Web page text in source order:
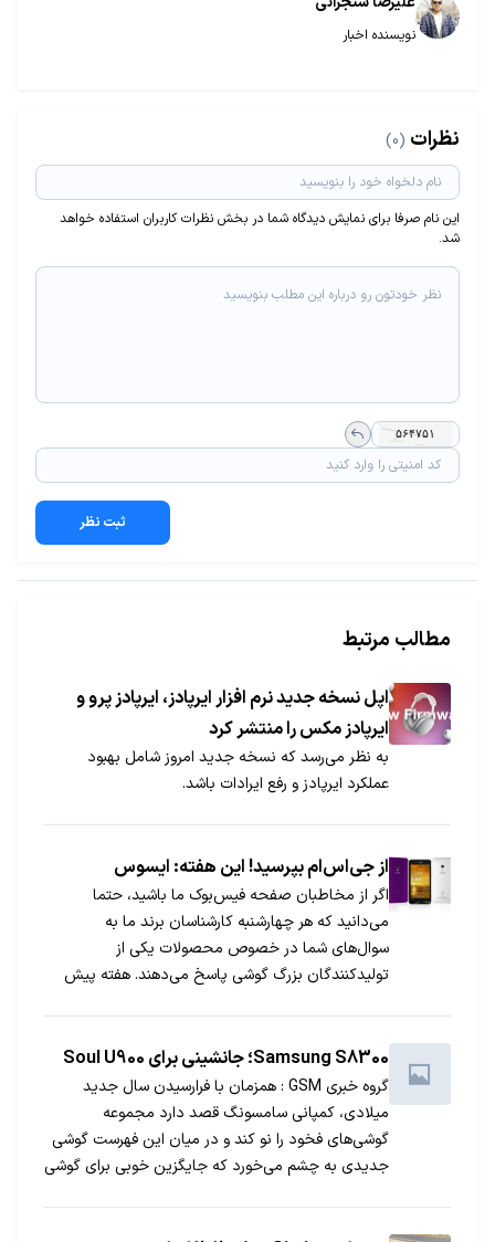
نویسنده اخبار
نظرات (0)
این نام صرفا برای نمایش دیدگاه شما در بخش نظرات کاربران استفاده خواهد
شد.
ثبت نظر
مطالب مرتبط
اپل نسخه جدید نرم افزار ایرپادز، ایرپادز پرو و
ایرپادز مکس را منتشر کرد
به نظر می‌رسد که نسخه جدید امروز شامل بهبود
عملکرد ایرپادز و رفع ایرادات باشد.
از جی‌اس‌ام بپرسید! این هفته: ایسوس
اگر از مخاطبان صفحه فیس‌بوک ما باشید، حتما
می‌دانید که هر چهارشنبه کارشناسان برند ما به
سوال‌های شما در خصوص محصولات یکی از
تولیدکنندگان بزرگ گوشی پاسخ می‌دهند. هفته پیش
همراه پاسخ‌های کارشناسان ما را می‌بینید.
Samsung S8300؛ جانشینی برای Soul U900
گروه خبری GSM : همزمان با فرارسیدن سال جدید
میلادی، کمپانی سامسونگ قصد دارد مجموعه
گوشی‌های فخود را نو کند و در میان این فهرست گوشی
جدیدی به چشم می‌خورد که جایگزین خوبی برای گوشی